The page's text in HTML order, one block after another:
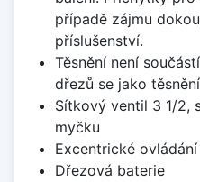
případě zájmu
příslušenství.
Těsnění není
dřezů se jako
Sítkový ventil 3 1/2,
myčku
Excentrické
Dřezová baterie